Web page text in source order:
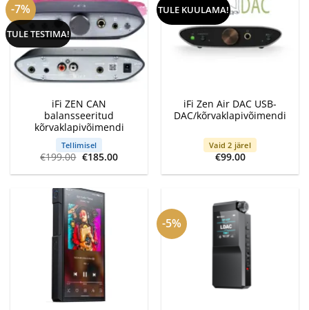
-7%
TULE TESTIMA!
iFi ZEN CAN
balansseeritud
kõrvaklapivõimendi
Tellimisel
€199.00 Algne
hind
oli:
€185.00Current
is:
TULE KUULAMA!
iFi Zen Air DAC USB-
DAC/kõrvaklapivõimendi
Vaid 2 järel
€99.00
-5%